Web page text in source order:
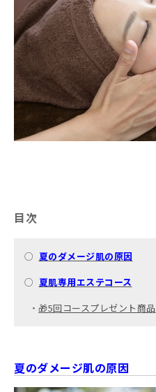
目次
○ 夏のダメージ肌の原因
○ 夏肌専用エステコース
・ 🎁5回コースプレゼント商品
夏のダメージ肌の原因